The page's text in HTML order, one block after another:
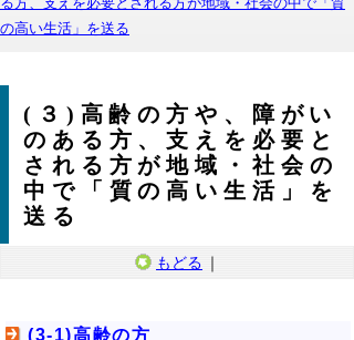
の高い生活」を送る
(３)高齢の方や、障がい
のある方、支えを必要と
される方が地域・社会の
中で「質の高い生活」を
送る
もどる ｜
(3-1)高齢の方